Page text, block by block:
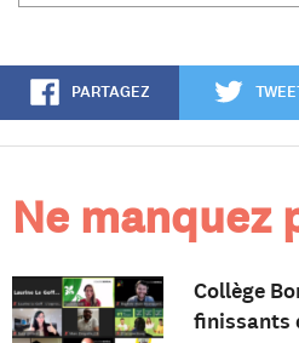
PARTAGEZ
Ne manquez
Collège
finissants